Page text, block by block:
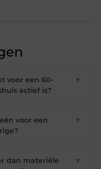
voor een 60-
actief is?
▼
voor een
▼
dan materiële
▼